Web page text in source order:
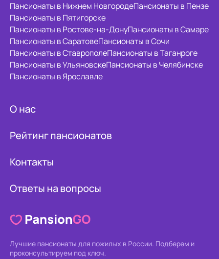
Пансионаты в Нижнем НовгородеПансионаты в Пензе
Пансионаты в Пятигорске
Пансионаты в Ростове-на-ДонуПансионаты в Самаре
Пансионаты в СаратовеПансионаты в Сочи
Пансионаты в СтаврополеПансионаты в Таганроге
Пансионаты в УльяновскеПансионаты в Челябинске
Пансионаты в Ярославле
О нас
Рейтинг пансионатов
Контакты
Ответы на вопросы
Лучшие пансионаты для пожилых в России. Подберем и
проконсультируем под ключ.